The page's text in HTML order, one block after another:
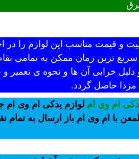
و قیمت مناسب این لوازم را در
ترین زمان ممکن به تمامی
خرابی آن ها و نحوه ی تعمیر
مزدا حاصل گردد.
ام وی ام لوازم یدکی ام وی ام
با ام وی ام باز ارسال به